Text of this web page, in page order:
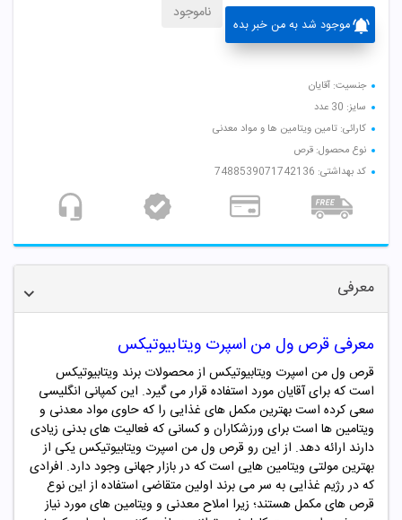
موجود شد به من خبر بده
ناموجود
جنسیت: آقایان
سایز: 30 عدد
کارائی: تامین ویتامین ها و مواد معدنی
نوع محصول: قرص
کد بهداشتی: 7488539071742136
معرفی
معرفی قرص ول من اسپرت ویتابیوتیکس
قرص ول من اسپرت ویتابیوتیکس از محصولات برند ویتابیوتیکس
است که برای آقایان مورد استفاده قرار می گیرد. این کمپانی انگلیسی
سعی کرده است بهترین مکمل های غذایی را که حاوی مواد معدنی و
ویتامین ها است برای ورزشکاران و کسانی که فعالیت های بدنی زیادی
دارند ارائه دهد. از این رو قرص ول من اسپرت ویتابیوتیکس یکی از
بهترین مولتی ویتامین هایی است که در بازار جهانی وجود دارد. افرادی
که در رژیم غذایی به سر می برند اولین متقاضی استفاده از این نوع
قرص های مکمل هستند؛ زیرا املاح معدنی و ویتامین های مورد نیاز